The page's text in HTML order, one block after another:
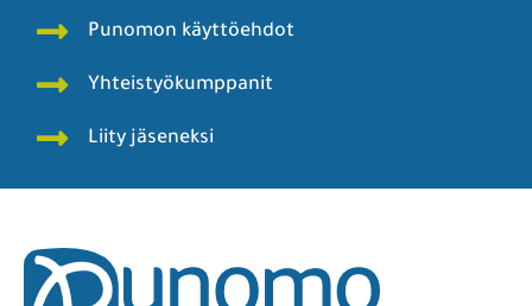
Punomon käyttöehdot
Yhteistyökumppanit
Liity jäseneksi